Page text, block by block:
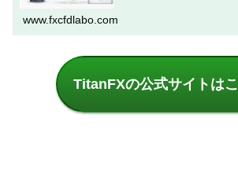
www.fxcfdlabo.com
TitanFXの公式サイトは